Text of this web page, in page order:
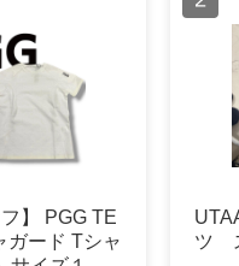
フ】 PGG TE
ガード Tシャ
ツ